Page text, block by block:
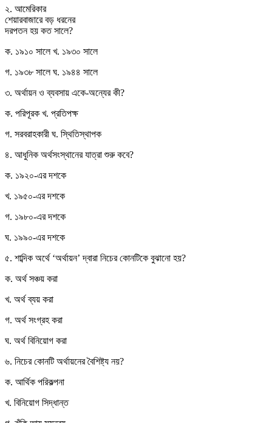
২. আমেরিকার
শেয়ারবাজারে বড় ধরনের
দরপতন হয় কত সালে?
ক. ১৯১০ সালে খ. ১৯৩০ সালে
গ. ১৯৩৮ সালে ঘ. ১৯৪৪ সালে
৩. অর্থায়ন ও ব্যবসায় একে-অন্যের কী?
ক. পরিপূরক খ. প্রতিপক্ষ
গ. সরবরাহকারী ঘ. স্থিতিস্থাপক
৪. আধুনিক অর্থসংস্থানের যাত্রা শুরু কবে?
ক. ১৯২০-এর দশকে
খ. ১৯৫০-এর দশকে
গ. ১৯৮০-এর দশকে
ঘ. ১৯৯০-এর দশকে
৫. শাব্দিক অর্থে ‘অর্থায়ন’ দ্বারা নিচের কোনটিকে বুঝানো হয়?
ক. অর্থ সঞ্চয় করা
খ. অর্থ ব্যয় করা
গ. অর্থ সংগ্রহ করা
ঘ. অর্থ বিনিয়োগ করা
৬. নিচের কোনটি অর্থায়নের বৈশিষ্ট্য নয়?
ক. আর্থিক পরিকল্পনা
খ. বিনিয়োগ সিদ্ধান্ত